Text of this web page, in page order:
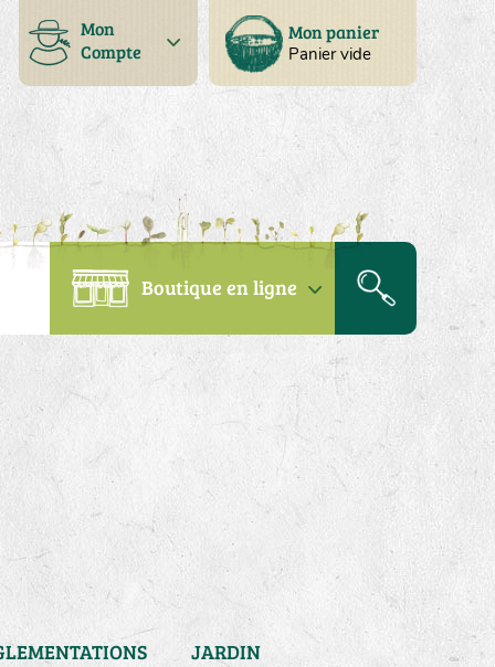
Mon panier
Panier vide
Mon
Compte
Boutique en ligne
JARDIN